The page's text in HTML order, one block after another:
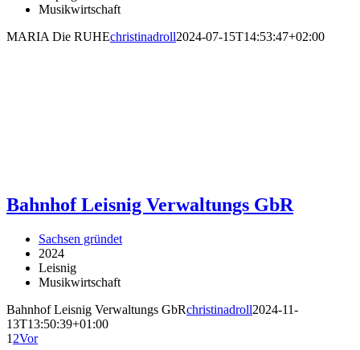
Musikwirtschaft
MARIA Die RUHEchristinadroll2024-07-15T14:53:47+02:00
Bahnhof Leisnig Verwaltungs GbR
Sachsen gründet
2024
Leisnig
Musikwirtschaft
Bahnhof Leisnig Verwaltungs GbRchristinadroll2024-11-
13T13:50:39+01:00
1 2Vor